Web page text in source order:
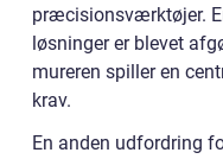
præcisionsværktøjer.
løsninger er blevet
mureren spiller en
krav.
En anden udfordring